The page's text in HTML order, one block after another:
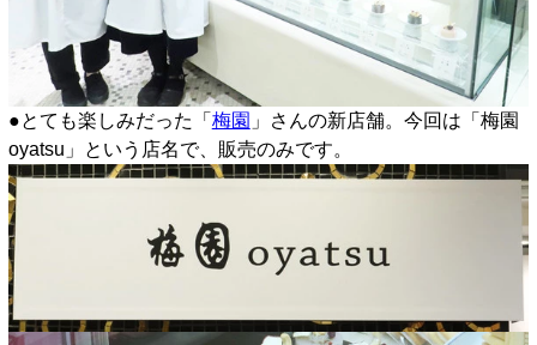
●とても楽しみだった「 梅園 」さんの新店舗。今回は「梅園
oyatsu」という店名で、販売のみです。